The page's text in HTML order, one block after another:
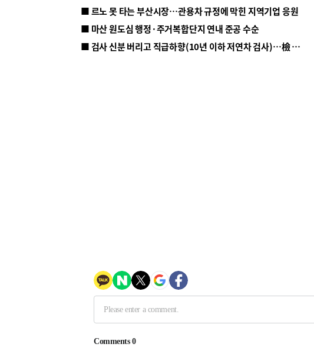
■ 르노 못 타는 부산시장…관용차 규정에 막힌 지역기업 응원
■ 마산 원도심 행정·주거복합단지 연내 준공 수순
■ 검사 신분 버리고 직급하향(10년 이하 저연차 검사)…檢 중수청행 기피